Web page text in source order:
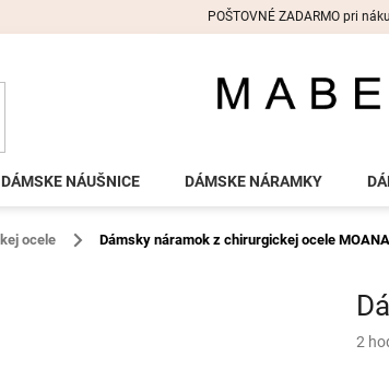
POŠTOVNÉ ZADARMO pri
DÁMSKE NÁUŠNICE DÁMSKE NÁRAMKY
ocele Dámsky náramok z chirurgickej ocele MOANA
2